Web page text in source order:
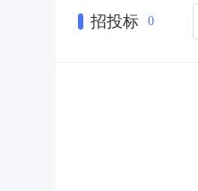
招投标 0